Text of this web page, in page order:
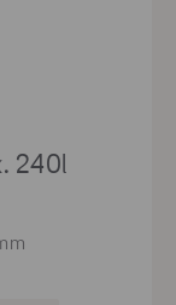
240l